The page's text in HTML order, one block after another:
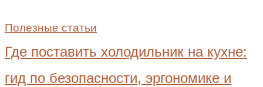
Полезные статьи
Где поставить холодильник на кухне:
гид по безопасности, эргономике и